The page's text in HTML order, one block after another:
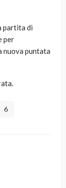
partita di
per
nuova puntata
6